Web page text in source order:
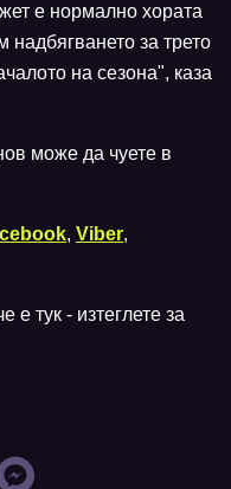
е нормално хората
за трето
на сезона", каза
може да чуете в
, Viber,
е тук - изтеглете за